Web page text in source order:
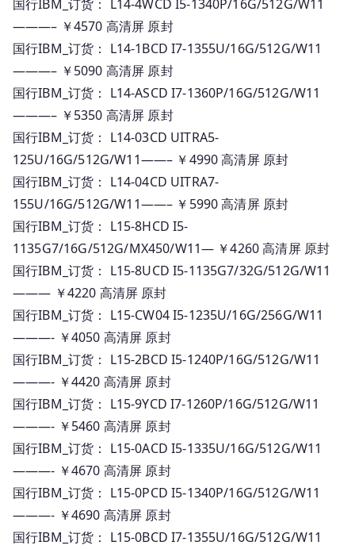
国行IBM_订货： L14-4WCD I5-1340P/16G/512G/W11
———– ￥4570 高清屏 原封
国行IBM_订货： L14-1BCD I7-1355U/16G/512G/W11
———– ￥5090 高清屏 原封
国行IBM_订货： L14-ASCD I7-1360P/16G/512G/W11
———– ￥5350 高清屏 原封
国行IBM_订货： L14-03CD UITRA5-
125U/16G/512G/W11——– ￥4990 高清屏 原封
国行IBM_订货： L14-04CD UITRA7-
155U/16G/512G/W11——– ￥5990 高清屏 原封
国行IBM_订货： L15-8HCD I5-
1135G7/16G/512G/MX450/W11— ￥4260 高清屏 原封
国行IBM_订货： L15-8UCD I5-1135G7/32G/512G/W11
——— ￥4220 高清屏 原封
国行IBM_订货： L15-CW04 I5-1235U/16G/256G/W11
———- ￥4050 高清屏 原封
国行IBM_订货： L15-2BCD I5-1240P/16G/512G/W11
———- ￥4420 高清屏 原封
国行IBM_订货： L15-9YCD I7-1260P/16G/512G/W11
———- ￥5460 高清屏 原封
国行IBM_订货： L15-0ACD I5-1335U/16G/512G/W11
———- ￥4670 高清屏 原封
国行IBM_订货： L15-0PCD I5-1340P/16G/512G/W11
———- ￥4690 高清屏 原封
国行IBM_订货： L15-0BCD I7-1355U/16G/512G/W11